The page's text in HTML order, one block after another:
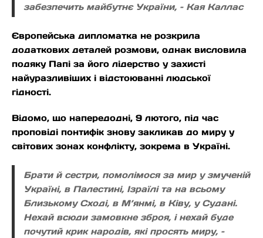
забезпечить майбутнє України, – Кая Каллас
Європейська дипломатка не розкрила
додаткових деталей розмови, однак висловила
подяку Папі за його лідерство у захисті
найуразливіших і відстоюванні людської
гідності.
Відомо, що напередодні, 9 лютого, під час
проповіді понтифік знову закликав до миру у
світових зонах конфлікту, зокрема в Україні.
Брати й сестри, помолімося за мир у змученій
Україні, в Палестині, Ізраїлі та на всьому
Близькому Сході, в М’янмі, в Ківу, у Судані.
Нехай всюди замовкне зброя, і нехай буде
почутий крик народів, які просять миру, –